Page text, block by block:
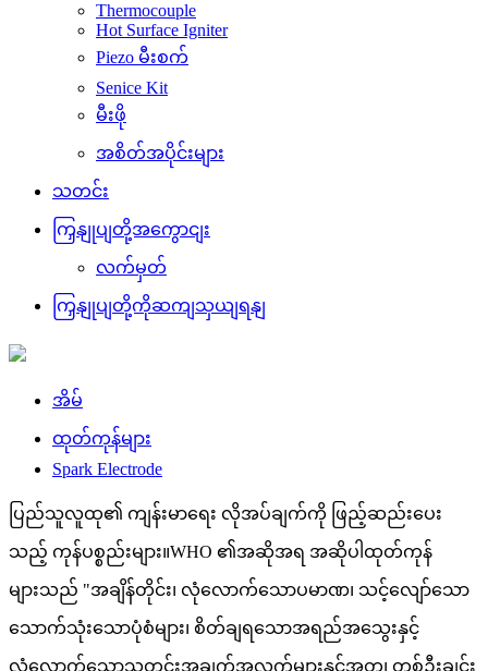
Thermocouple
Hot Surface Igniter
Piezo မီးစက်
Senice Kit
မီးဖို
အစိတ်အပိုင်းများ
သတင်း
ကြှနျုပျတို့အကွောငျး
လက်မှတ်
ကြှနျုပျတို့ကိုဆကျသှယျရနျ
အိမ်
ထုတ်ကုန်များ
Spark Electrode
ပြည်သူလူထု၏ ကျန်းမာရေး လိုအပ်ချက်ကို ဖြည့်ဆည်းပေး
သည့် ကုန်ပစ္စည်းများ။WHO ၏အဆိုအရ အဆိုပါထုတ်ကုန်
များသည် "အချိန်တိုင်း၊ လုံလောက်သောပမာဏ၊ သင့်လျော်သော
သောက်သုံးသောပုံစံများ၊ စိတ်ချရသောအရည်အသွေးနှင့်
လုံလောက်သောသတင်းအချက်အလက်များနှင့်အတူ၊ တစ်ဦးချင်း